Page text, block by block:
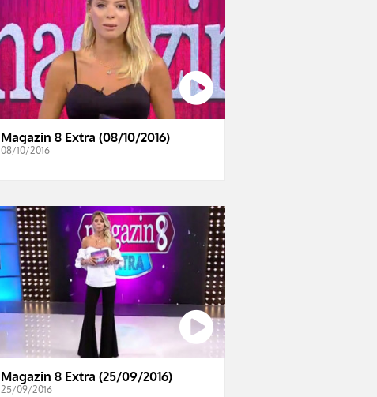
Magazin 8 Extra (08/10/2016)
08/10/2016
Magazin 8 Extra (25/09/2016)
25/09/2016